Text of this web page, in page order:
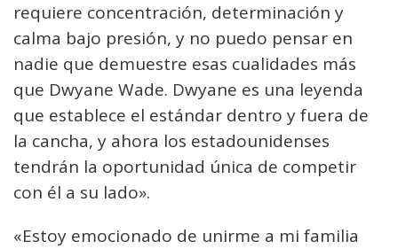
requiere concentración, determinación y
calma bajo presión, y no puedo pensar en
nadie que demuestre esas cualidades más
que Dwyane Wade. Dwyane es una leyenda
que establece el estándar dentro y fuera de
la cancha, y ahora los estadounidenses
tendrán la oportunidad única de competir
con él a su lado».
«Estoy emocionado de unirme a mi familia